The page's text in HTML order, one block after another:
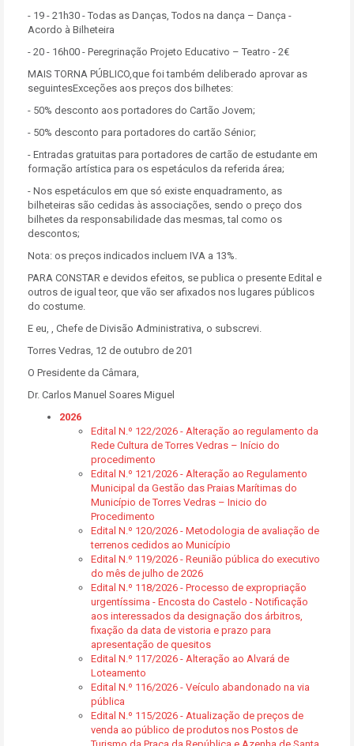
- 19 - 21h30 - Todas as Danças, Todos na dança – Dança -
Acordo à Bilheteira
- 20 - 16h00 - Peregrinação Projeto Educativo – Teatro - 2€
MAIS TORNA PÚBLICO,que foi também deliberado aprovar as
seguintesExceções aos preços dos bilhetes:
- 50% desconto aos portadores do Cartão Jovem;
- 50% desconto para portadores do cartão Sénior;
- Entradas gratuitas para portadores de cartão de estudante em
formação artística para os espetáculos da referida área;
- Nos espetáculos em que só existe enquadramento, as
bilheteiras são cedidas às associações, sendo o preço dos
bilhetes da responsabilidade das mesmas, tal como os
descontos;
Nota: os preços indicados incluem IVA a 13%.
PARA CONSTAR e devidos efeitos, se publica o presente Edital e
outros de igual teor, que vão ser afixados nos lugares públicos
do costume.
E eu, , Chefe de Divisão Administrativa, o subscrevi.
Torres Vedras, 12 de outubro de 201
O Presidente da Câmara,
Dr. Carlos Manuel Soares Miguel
2026
Edital N.º 122/2026 - Alteração ao regulamento da
Rede Cultura de Torres Vedras – Início do
procedimento
Edital N.º 121/2026 - Alteração ao Regulamento
Municipal da Gestão das Praias Marítimas do
Município de Torres Vedras – Inicio do
Procedimento
Edital N.º 120/2026 - Metodologia de avaliação de
terrenos cedidos ao Município
Edital N.º 119/2026 - Reunião pública do executivo
do mês de julho de 2026
Edital N.º 118/2026 - Processo de expropriação
urgentíssima - Encosta do Castelo - Notificação
aos interessados da designação dos árbitros,
fixação da data de vistoria e prazo para
apresentação de quesitos
Edital N.º 117/2026 - Alteração ao Alvará de
Loteamento
Edital N.º 116/2026 - Veículo abandonado na via
pública
Edital N.º 115/2026 - Atualização de preços de
venda ao público de produtos nos Postos de